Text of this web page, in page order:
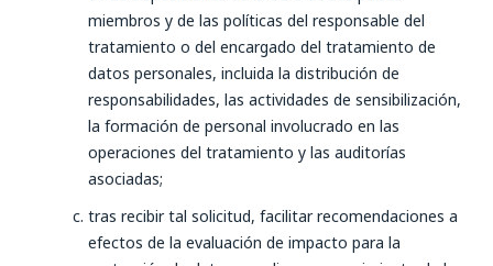
miembros y de las políticas del responsable del
tratamiento o del encargado del tratamiento de
datos personales, incluida la distribución de
responsabilidades, las actividades de sensibilización,
la formación de personal involucrado en las
operaciones del tratamiento y las auditorías
asociadas;
tras recibir tal solicitud, facilitar recomendaciones a
efectos de la evaluación de impacto para la